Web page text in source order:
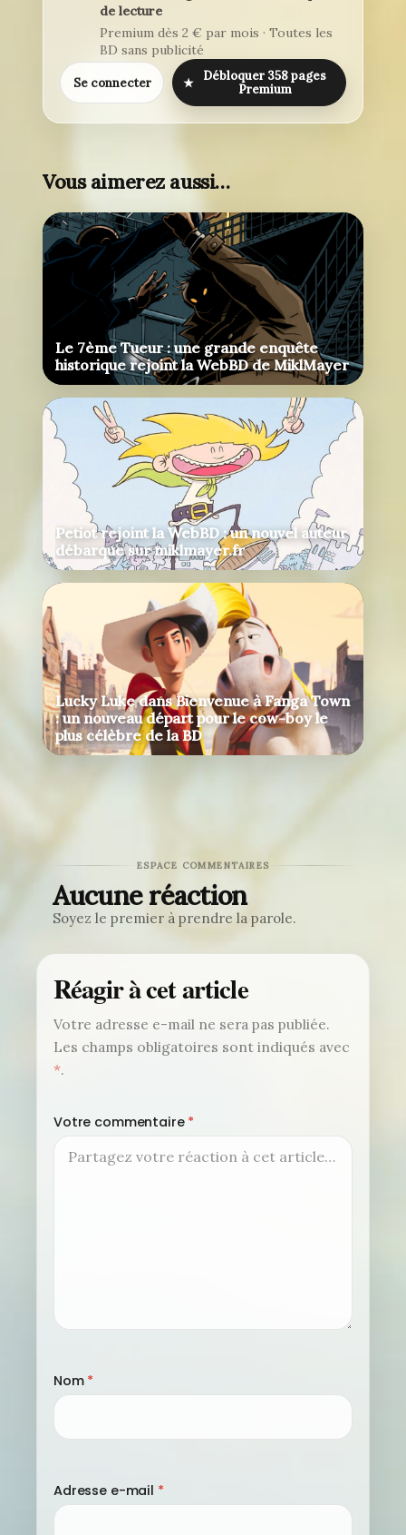
de lecture
Premium dès 2 € par mois · Toutes les
BD sans publicité
Se connecter ★
Débloquer 358 pages
Premium
Vous aimerez aussi…
Le 7ème Tueur : une grande enquête
historique rejoint la WebBD de MiklMayer
Petiot rejoint la WebBD : un nouvel auteur
débarque sur miklmayer.fr
Lucky Luke dans Bienvenue à Fanga Town
: un nouveau départ pour le cow-boy le
plus célèbre de la BD
ESPACE COMMENTAIRES
Aucune réaction
Soyez le premier à prendre la parole.
Réagir à cet article
Votre adresse e-mail ne sera pas publiée.
Les champs obligatoires sont indiqués avec
*.
Votre commentaire *
Nom *
Adresse e-mail *